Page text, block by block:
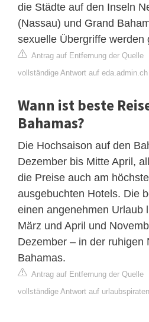
die Städte auf den Inseln
(Nassau) und Grand
sexuelle Übergriffe werden
Antrag auf Entfernung der Quelle
vollständige Antwort auf
Wann ist beste
Bahamas?
Die Hochsaison auf den
Dezember bis Mitte April,
die Preise auch am
ausgebuchten Hotels. Die
einen angenehmen Urlaub
März und April und
Dezember – in der ruhigen
Bahamas.
Antrag auf Entfernung der Quelle
vollständige Antwort auf